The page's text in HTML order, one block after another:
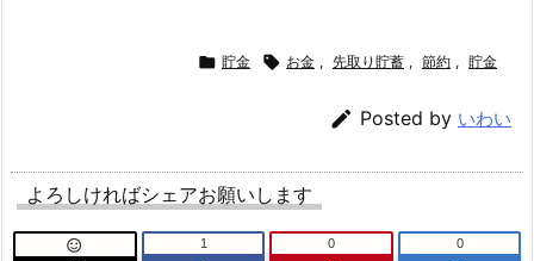
 貯金  お金 , 先取り貯蓄 , 節約 , 貯金
 Posted by いわい
よろしければシェアお願いします
 1 0 0